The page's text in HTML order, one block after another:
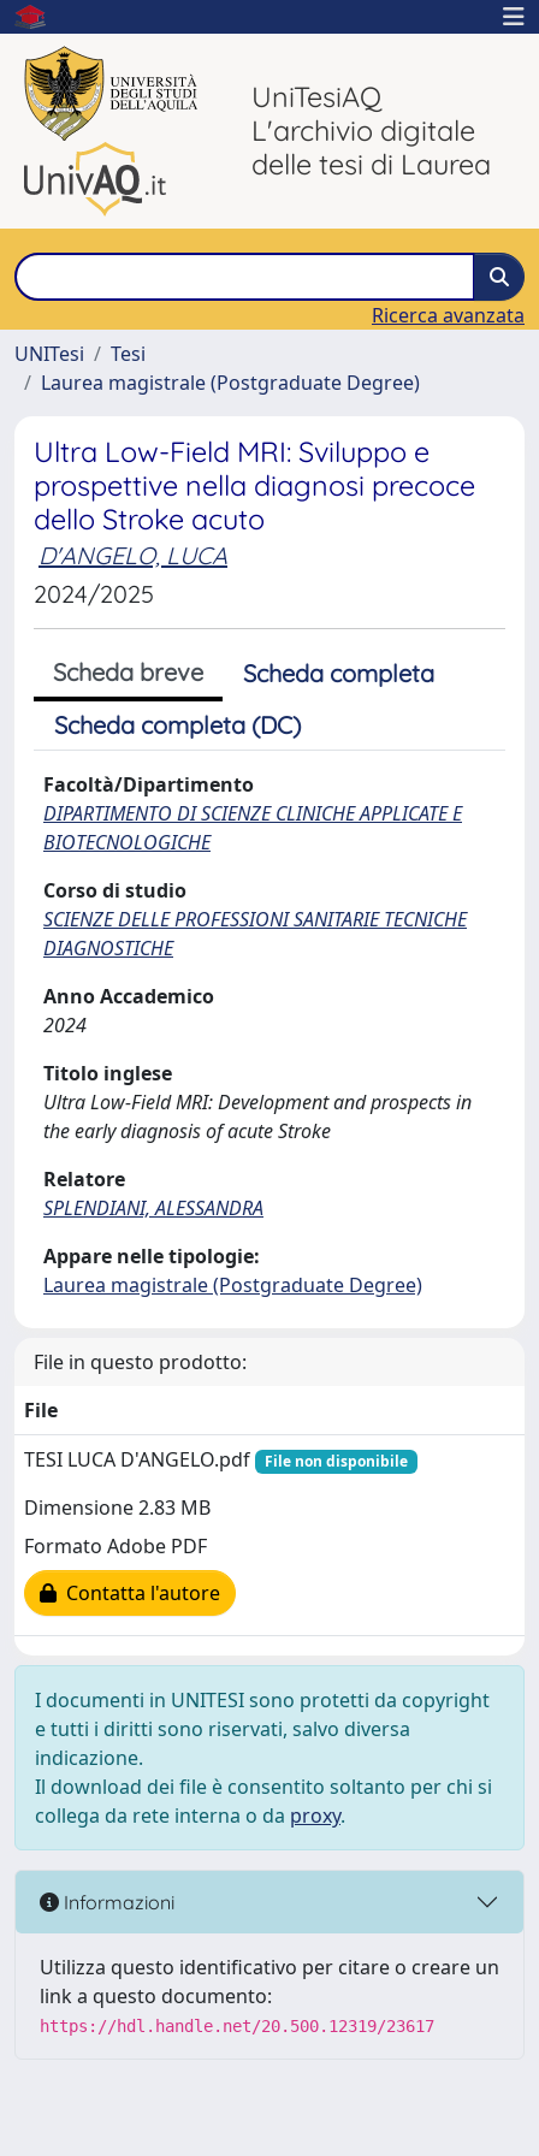
UniTesiAQ
L'archivio digitale
delle tesi di Laurea
Ricerca avanzata
UNITesi
Tesi
Laurea magistrale (Postgraduate Degree)
Ultra Low-Field MRI: Sviluppo e
prospettive nella diagnosi precoce
dello Stroke acuto
D'ANGELO, LUCA
2024/2025
Scheda breve
Scheda completa
Scheda completa (DC)
Facoltà/Dipartimento
DIPARTIMENTO DI SCIENZE CLINICHE APPLICATE E
BIOTECNOLOGICHE
Corso di studio
SCIENZE DELLE PROFESSIONI SANITARIE TECNICHE
DIAGNOSTICHE
Anno Accademico
2024
Titolo inglese
Ultra Low-Field MRI: Development and prospects in
the early diagnosis of acute Stroke
Relatore
SPLENDIANI, ALESSANDRA
Appare nelle tipologie:
Laurea magistrale (Postgraduate Degree)
File in questo prodotto:
File
TESI LUCA D'ANGELO.pdf
File non disponibile
Dimensione 2.83 MB
Formato Adobe PDF
Contatta l'autore
I documenti in UNITESI sono protetti da copyright
e tutti i diritti sono riservati, salvo diversa
indicazione.
Il download dei file è consentito soltanto per chi si
collega da rete interna o da proxy.
Informazioni
Utilizza questo identificativo per citare o creare un
link a questo documento:
https://hdl.handle.net/20.500.12319/23617